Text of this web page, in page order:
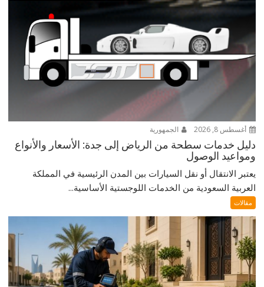
أغسطس 8, 2026 الجمهورية
دليل خدمات سطحة من الرياض إلى جدة: الأسعار والأنواع
ومواعيد الوصول
يعتبر الانتقال أو نقل السيارات بين المدن الرئيسية في المملكة
العربية السعودية من الخدمات اللوجستية الأساسية...
مقالات